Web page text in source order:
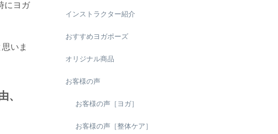
にヨガ
いま
、
インストラクター紹介
おすすめヨガポーズ
オリジナル商品
お客様の声
お客様の声［ヨガ］
お客様の声［整体ケア］